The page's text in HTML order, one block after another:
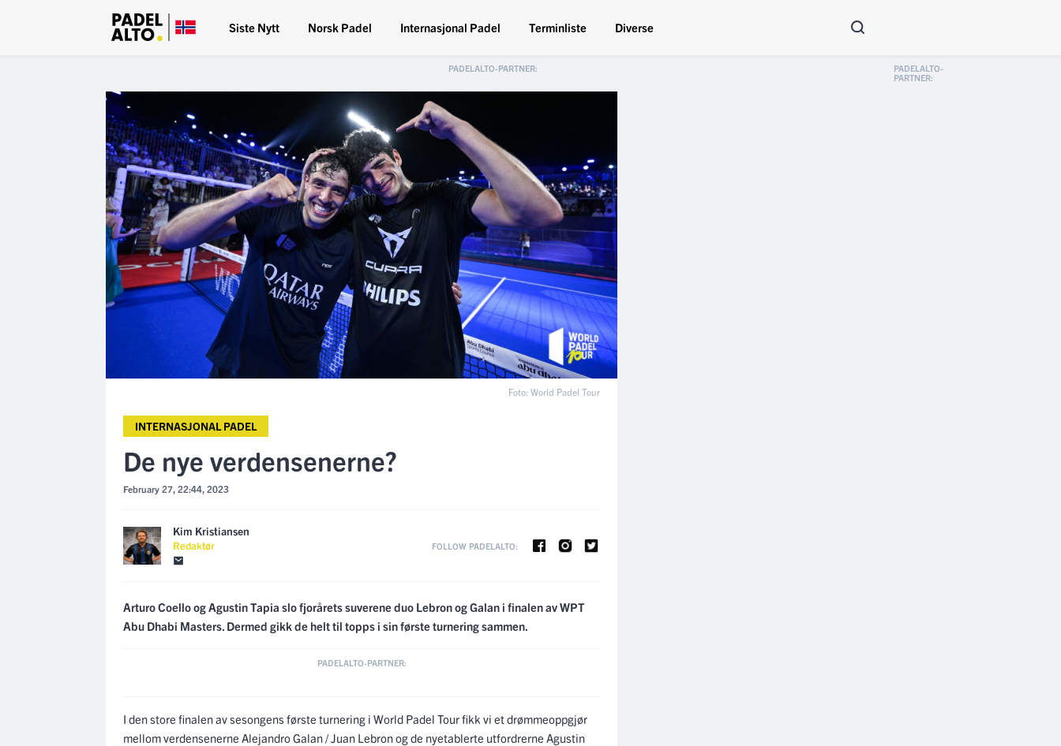
Siste Nytt Norsk Padel Internasjonal Padel Terminliste Diverse
Foto: World Padel Tour
INTERNASJONAL PADEL
De nye verdensenerne?
February 27, 22:44, 2023
Kim Kristiansen
Redaktør FOLLOW PADELALTO:
Arturo Coello og Agustin Tapia slo fjorårets suverene duo Lebron og Galan i finalen av WPT
Abu Dhabi Masters. Dermed gikk de helt til topps i sin første turnering sammen.
I den store finalen av sesongens første turnering i World Padel Tour fikk vi et drømmeoppgjør
mellom verdensenerne Alejandro Galan / Juan Lebron og de nyetablerte utfordrerne Agustin